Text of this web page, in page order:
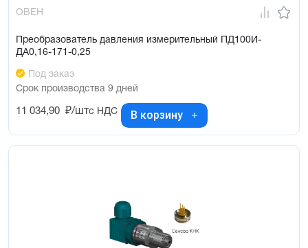
ОВЕН
Преобразователь давления измерительный ПД100И-
ДА0,16-171-0,25
Под заказ
Срок производства 9 дней
11 034,90 ₽/штс НДС В корзину